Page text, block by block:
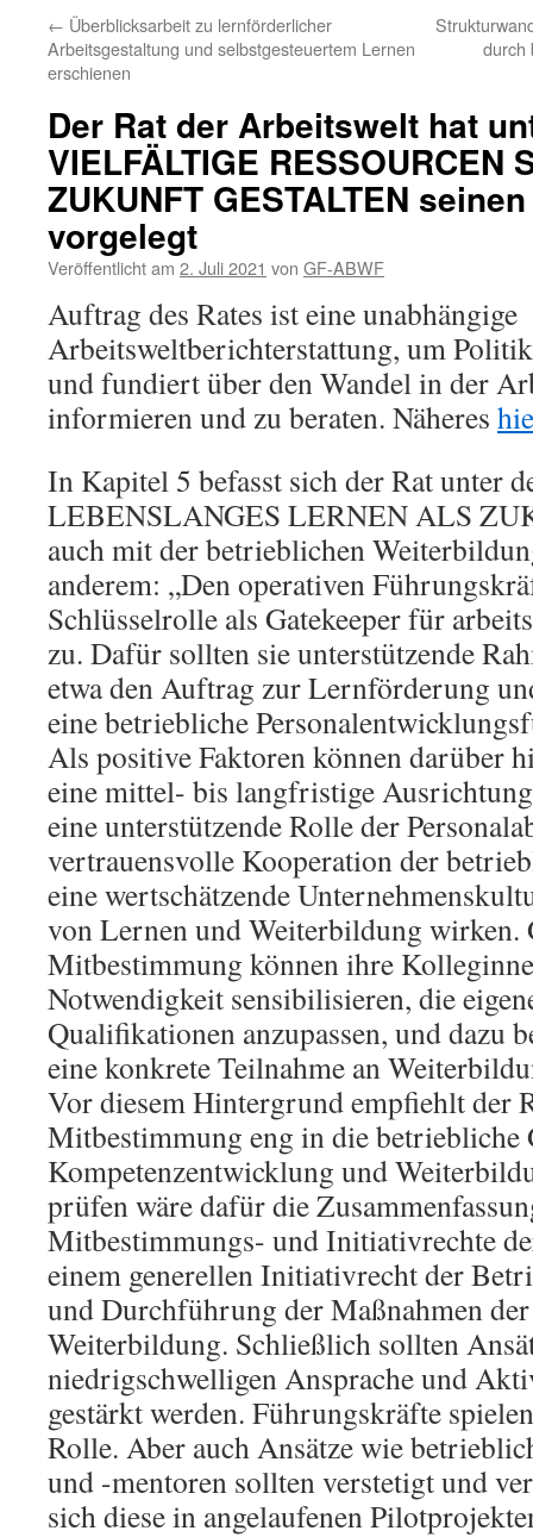
← Überblicksarbeit zu lernförderlicher
Arbeitsgestaltung und selbstgesteuertem Lernen
erschienen
durch
Der Rat der Arbeitswelt hat
VIELFÄLTIGE RESSOURCEN
ZUKUNFT GESTALTEN
vorgelegt
Veröffentlicht am 2. Juli 2021 von GF-ABWF
Auftrag des Rates ist eine unabhängige
Arbeitsweltberichterstattung, um
und fundiert über den Wandel in der
informieren und zu beraten. Näheres
In Kapitel 5 befasst sich der Rat unter
LEBENSLANGES LERNEN ALS
auch mit der betrieblichen
anderem: „Den operativen
Schlüsselrolle als Gatekeeper für
zu. Dafür sollten sie unterstützende
etwa den Auftrag zur Lernförderung
eine betriebliche
Als positive Faktoren können darüber
eine mittel- bis langfristige
eine unterstützende Rolle der
vertrauensvolle Kooperation der
eine wertschätzende
von Lernen und Weiterbildung wirken.
Mitbestimmung können ihre
Notwendigkeit sensibilisieren, die
Qualifikationen anzupassen, und dazu
eine konkrete Teilnahme an
Vor diesem Hintergrund empfiehlt der
Mitbestimmung eng in die betriebliche
Kompetenzentwicklung und
prüfen wäre dafür die
Mitbestimmungs- und Initiativrechte
einem generellen Initiativrecht der
und Durchführung der Maßnahmen
Weiterbildung. Schließlich sollten
niedrigschwelligen Ansprache und
gestärkt werden. Führungskräfte
Rolle. Aber auch Ansätze wie
und -mentoren sollten verstetigt und
sich diese in angelaufenen